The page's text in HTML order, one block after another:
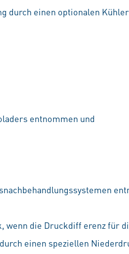
durch einen optionalen
entnommen und
wenn die Druckdiff erenz für
einen speziellen